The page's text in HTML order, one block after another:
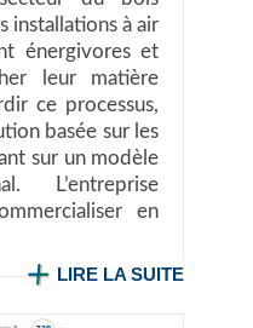
installations à air
énergivores et
leur matière
ce processus,
basée sur les
sur un modèle
L’entreprise
en
LIRE LA SUITE